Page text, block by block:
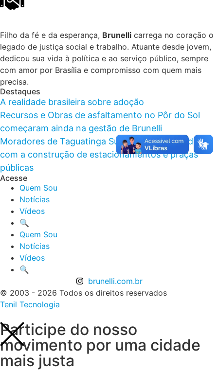
Filho da fé e da esperança, Brunelli carrega no coração o
legado de justiça social e trabalho. Atuante desde jovem,
dedicou sua vida à política e ao serviço público, sempre
com amor por Brasília e compromisso com quem mais
precisa.
Destaques
A realidade brasileira sobre adoção
Recursos e Obras de asfaltamento no Pôr do Sol
começaram ainda na gestão de Brunelli
Moradores de Taguatinga Sul foram beneficiados
com a construção de estacionamentos e praças
públicas
Acesse
Quem Sou
Notícias
Vídeos
🔍
Quem Sou
Notícias
Vídeos
🔍
brunelli.com.br
© 2003 - 2026 Todos os direitos reservados
Tenil Tecnologia
Participe do nosso
movimento por uma cidade
mais justa